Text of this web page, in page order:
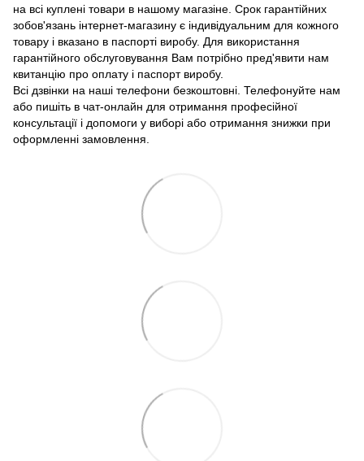
на всі куплені товари в нашому магазіне. Срок гарантійних
зобов'язань інтернет-магазину є індивідуальним для кожного
товару і вказано в паспорті виробу. Для використання
гарантійного обслуговування Вам потрібно пред'явити нам
квитанцію про оплату і паспорт виробу.
Всі дзвінки на наші телефони безкоштовні. Телефонуйте нам
або пишіть в чат-онлайн для отримання професійної
консультації і допомоги у виборі або отримання знижки при
оформленні замовлення.